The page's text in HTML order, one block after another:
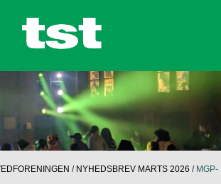
/ NYHEDSBREV MARTS 2026 / MGP-